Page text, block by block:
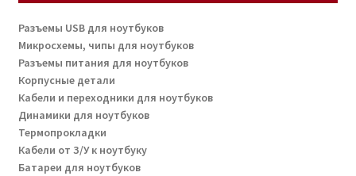
Разъемы USB для ноутбуков
Микросхемы, чипы для ноутбуков
Разъемы питания для ноутбуков
Корпусные детали
Кабели и переходники для ноутбуков
Динамики для ноутбуков
Термопрокладки
Кабели от З/У к ноутбуку
Батареи для ноутбуков